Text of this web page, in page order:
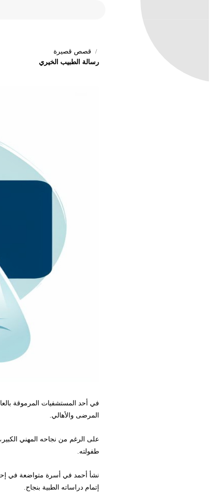
قصص قصيرة
رسالة الطبيب الخيري
في أحد المستشفيات المرموقة
المرضى والأهالي.
على الرغم من نجاحه المهني الكبير،
طفولته.
نشأ أحمد في أسرة متواضعة في إحدى
إتمام دراساته الطبية بنجاح.